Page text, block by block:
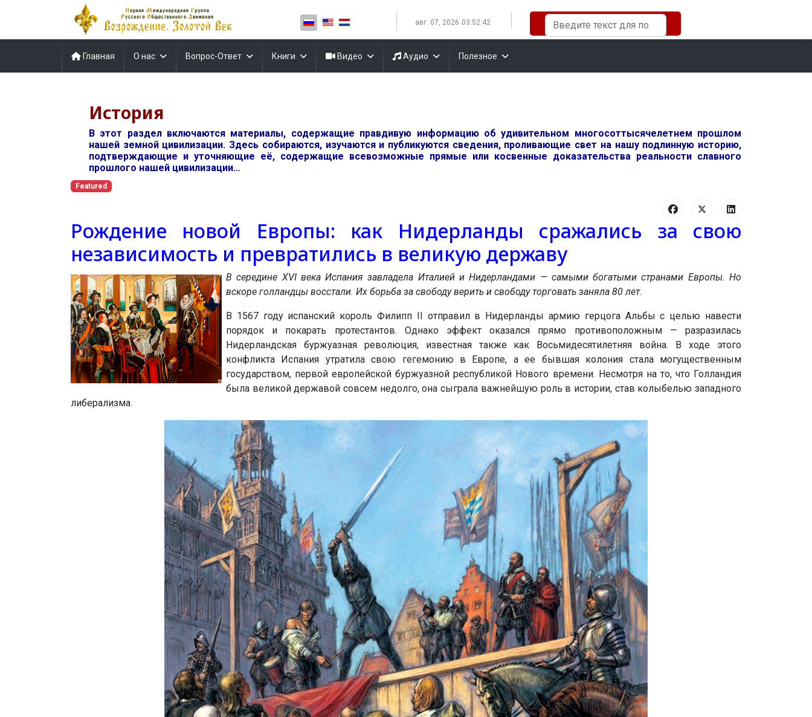
Выберите язык
авг. 07, 2026 03:52:43 Искать...
Главная О нас Вопрос-Ответ Книги Видео Аудио Полезное
История
В этот раздел включаются материалы, содержащие правдивую информацию об удивительном многосоттысячелетнем прошлом
нашей земной цивилизации. Здесь собираются, изучаются и публикуются сведения, проливающие свет на нашу подлинную историю,
подтверждающие и уточняющие её, содержащие всевозможные прямые или косвенные доказательства реальности славного
прошлого нашей цивилизации…
Featured
Рождение новой Европы: как Нидерланды сражались за свою
независимость и превратились в великую державу
В середине XVI века Испания завладела Италией и Нидерландами — самыми богатыми странами Европы. Но
вскоре голландцы восстали. Их борьба за свободу верить и свободу торговать заняла 80 лет.
В 1567 году испанский король Филипп II отправил в Нидерланды армию герцога Альбы с целью навести
порядок и покарать протестантов. Однако эффект оказался прямо противоположным — разразилась
Нидерландская буржуазная революция, известная также как Восьмидесятилетняя война. В ходе этого
конфликта Испания утратила свою гегемонию в Европе, а ее бывшая колония стала могущественным
государством, первой европейской буржуазной республикой Нового времени. Несмотря на то, что Голландия
была великой державой совсем недолго, она сыграла важнейшую роль в истории, став колыбелью западного
либерализма.